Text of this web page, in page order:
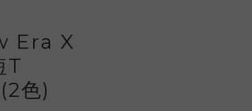
Era X
T
色)